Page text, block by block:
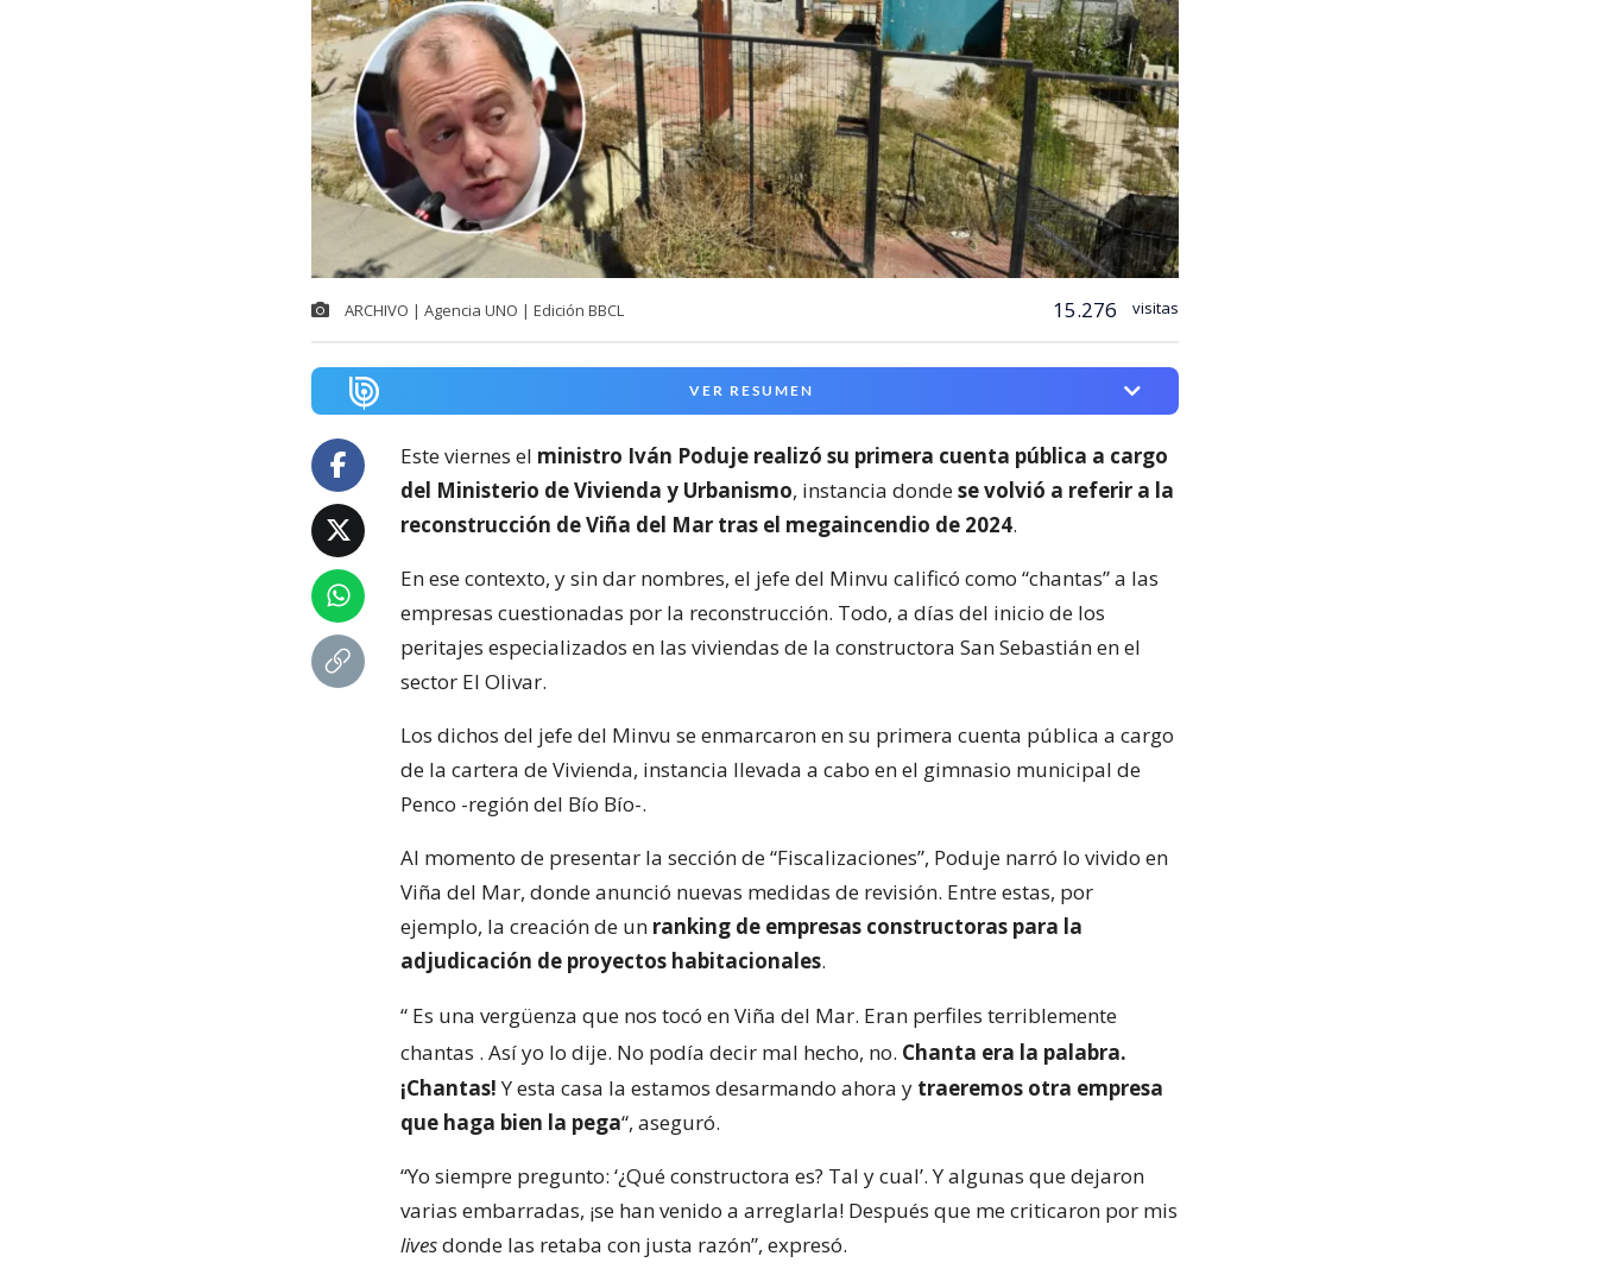
ARCHIVO | Agencia UNO | Edición BBCL 15.276 visitas
VER RESUMEN
Este viernes el ministro Iván Poduje realizó su primera cuenta pública a cargo
del Ministerio de Vivienda y Urbanismo, instancia dondese volvió a referir a la
reconstrucción de Viña del Mar tras el megaincendio de 2024.
En ese contexto, y sin dar nombres, el jefe del Minvu calificó como “chantas” a las
empresas cuestionadas por la reconstrucción. Todo, a días del inicio de los
peritajes especializados en las viviendas de la constructora San Sebastián en el
sector El Olivar.
Los dichos del jefe del Minvu se enmarcaron en su primera cuenta pública a cargo
de la cartera de Vivienda, instancia llevada a cabo en el gimnasio municipal de
Penco -región del Bío Bío-.
Al momento de presentar la sección de “Fiscalizaciones”, Poduje narró lo vivido en
Viña del Mar, donde anunció nuevas medidas de revisión. Entre estas, por
ejemplo, la creación de un ranking de empresas constructoras para la
adjudicación de proyectos habitacionales.
“ Es una vergüenza que nos tocó en Viña del Mar. Eran perfiles terriblemente
chantas . Así yo lo dije. No podía decir mal hecho, no. Chanta era la palabra.
¡Chantas!Y esta casa la estamos desarmando ahora y traeremos otra empresa
que haga bien la pega“, aseguró.
“Yo siempre pregunto: ‘¿Qué constructora es? Tal y cual’. Y algunas que dejaron
varias embarradas, ¡se han venido a arreglarla! Después que me criticaron por mis
livesdonde las retaba con justa razón”, expresó.